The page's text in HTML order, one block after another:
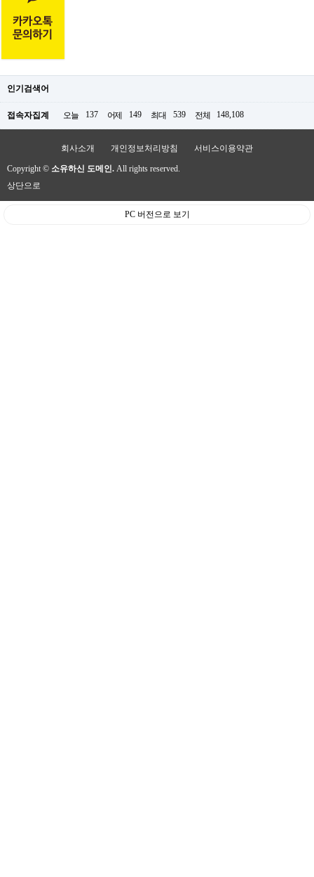
인기검색어
접속자집계 오늘 137 어제 149 최대 539 전체 148,108
회사소개 개인정보처리방침 서비스이용약관
Copyright © 소유하신 도메인. All rights reserved.
상단으로
PC 버전으로 보기